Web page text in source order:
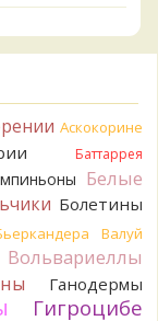
вызывает
горькая, и с
родственное.
маринадом!
деталей...
Аскокорине
Баттаррея
Белые
Болетины
Валуй
Вольвариеллы
Ганодермы
Гигроцибе